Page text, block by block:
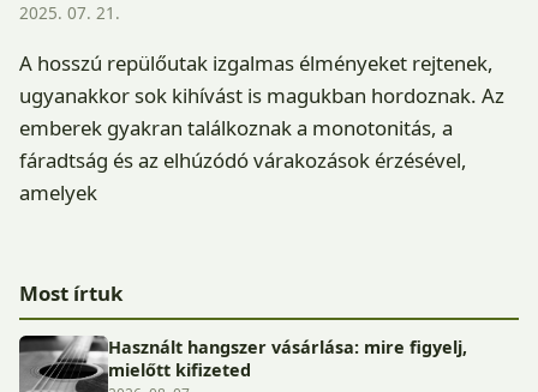
2025. 07. 21.
A hosszú repülőutak izgalmas élményeket rejtenek,
ugyanakkor sok kihívást is magukban hordoznak. Az
emberek gyakran találkoznak a monotonitás, a
fáradtság és az elhúzódó várakozások érzésével,
amelyek
Most írtuk
Használt hangszer vásárlása: mire figyelj,
mielőtt kifizeted